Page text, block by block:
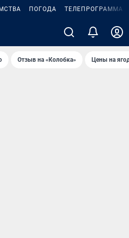
ПОГОДА ТЕЛЕПРОГРАММА
Отзыв на «Колобка» Цены на